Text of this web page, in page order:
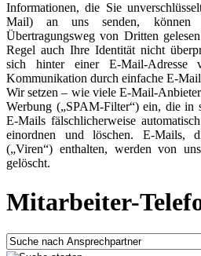
Informationen, die Sie
Mail) an uns senden, können
Übertragungsweg von Dritten
Regel auch Ihre Identität nicht
sich hinter einer E-Mail-Adresse
Kommunikation durch einfache E-
Wir setzen – wie viele E-Mail-
Werbung („SPAM-Filter“) ein, die in
E-Mails fälschlicherweise
einordnen und löschen. E-Mails,
(„Viren“) enthalten, werden von
gelöscht.
Mitarbeiter-